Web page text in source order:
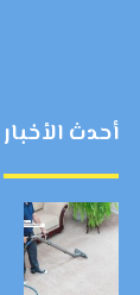
أحدث الأخبار